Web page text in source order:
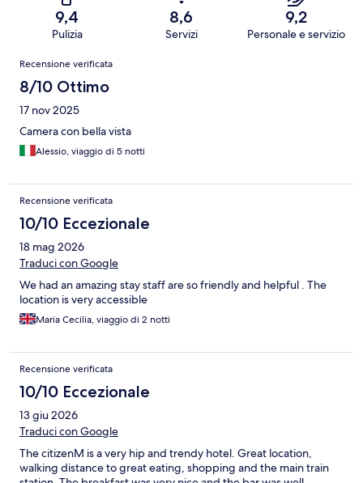
9,4
Pulizia
8,6
Servizi
9,2
Personale e servizio
Recensioni
Recensione verificata
8/10 Ottimo
17 nov 2025
Camera con bella vista
Alessio, viaggio di 5 notti
Recensione verificata
10/10 Eccezionale
18 mag 2026
Traduci con Google
We had an amazing stay staff are so friendly and helpful . The
location is very accessible
Maria Cecilia, viaggio di 2 notti
Recensione verificata
10/10 Eccezionale
13 giu 2026
Traduci con Google
The citizenM is a very hip and trendy hotel. Great location,
walking distance to great eating, shopping and the main train